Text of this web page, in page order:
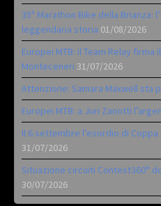
35ª Marathon Bike della Brianza:
leggendaria storia 01/08/2026
Europei MTB: il Team Relay
Monteceneri 31/07/2026
Attenzione: Samara Maxwell sta
Europei MTB: a Juri Zanotti
Il 6 settembre l’esordio di
31/07/2026
Situazione circuiti Contest360°
30/07/2026